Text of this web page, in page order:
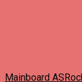
Mainboard